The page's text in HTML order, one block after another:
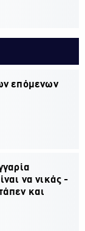
επόμενων
να νικάς -
και